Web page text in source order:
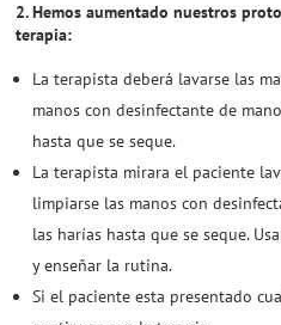
2. Hemos aumentado nuestros
terapia:
La terapista deberá lavarse las
manos con desinfectante de
hasta que se seque.
La terapista mirara el paciente
limpiarse las manos con
las harías hasta que se seque.
y enseñar la rutina.
Si el paciente esta presentado